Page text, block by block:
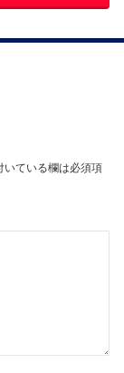
いている欄は必須項